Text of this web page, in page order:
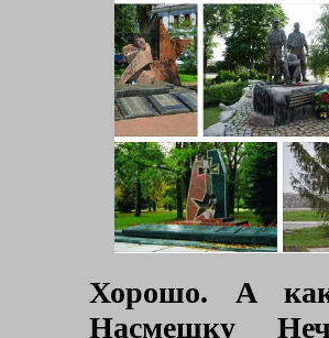
Хорошо. А
Насмешку